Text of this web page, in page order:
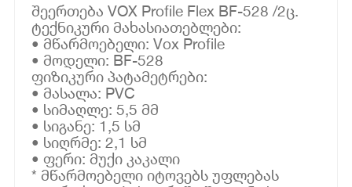
შეერთება VOX Profile Flex BF-528 /2ც.
ტექნიკური მახასიათებლები:
• მწარმოებელი: Vox Profile
• მოდელი: BF-528
ფიზიკური პატამეტრები:
• მასალა: PVC
• სიმაღლე: 5,5 მმ
• სიგანე: 1,5 სმ
• სიღრმე: 2,1 სმ
• ფერი: მუქი კაკალი
* მწარმოებელი იტოვებს უფლებას